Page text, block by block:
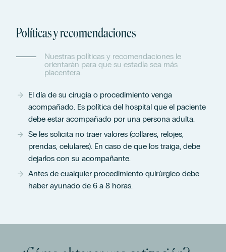
Políticas y recomendaciones
Nuestras políticas y recomendaciones le
orientarán para que su estadía sea más
placentera.
El día de su cirugía o procedimiento venga
acompañado. Es política del hospital que el paciente
debe estar acompañado por una persona adulta.
Se les solicita no traer valores (collares, relojes,
prendas, celulares). En caso de que los traiga, debe
dejarlos con su acompañante.
Antes de cualquier procedimiento quirúrgico debe
haber ayunado de 6 a 8 horas.